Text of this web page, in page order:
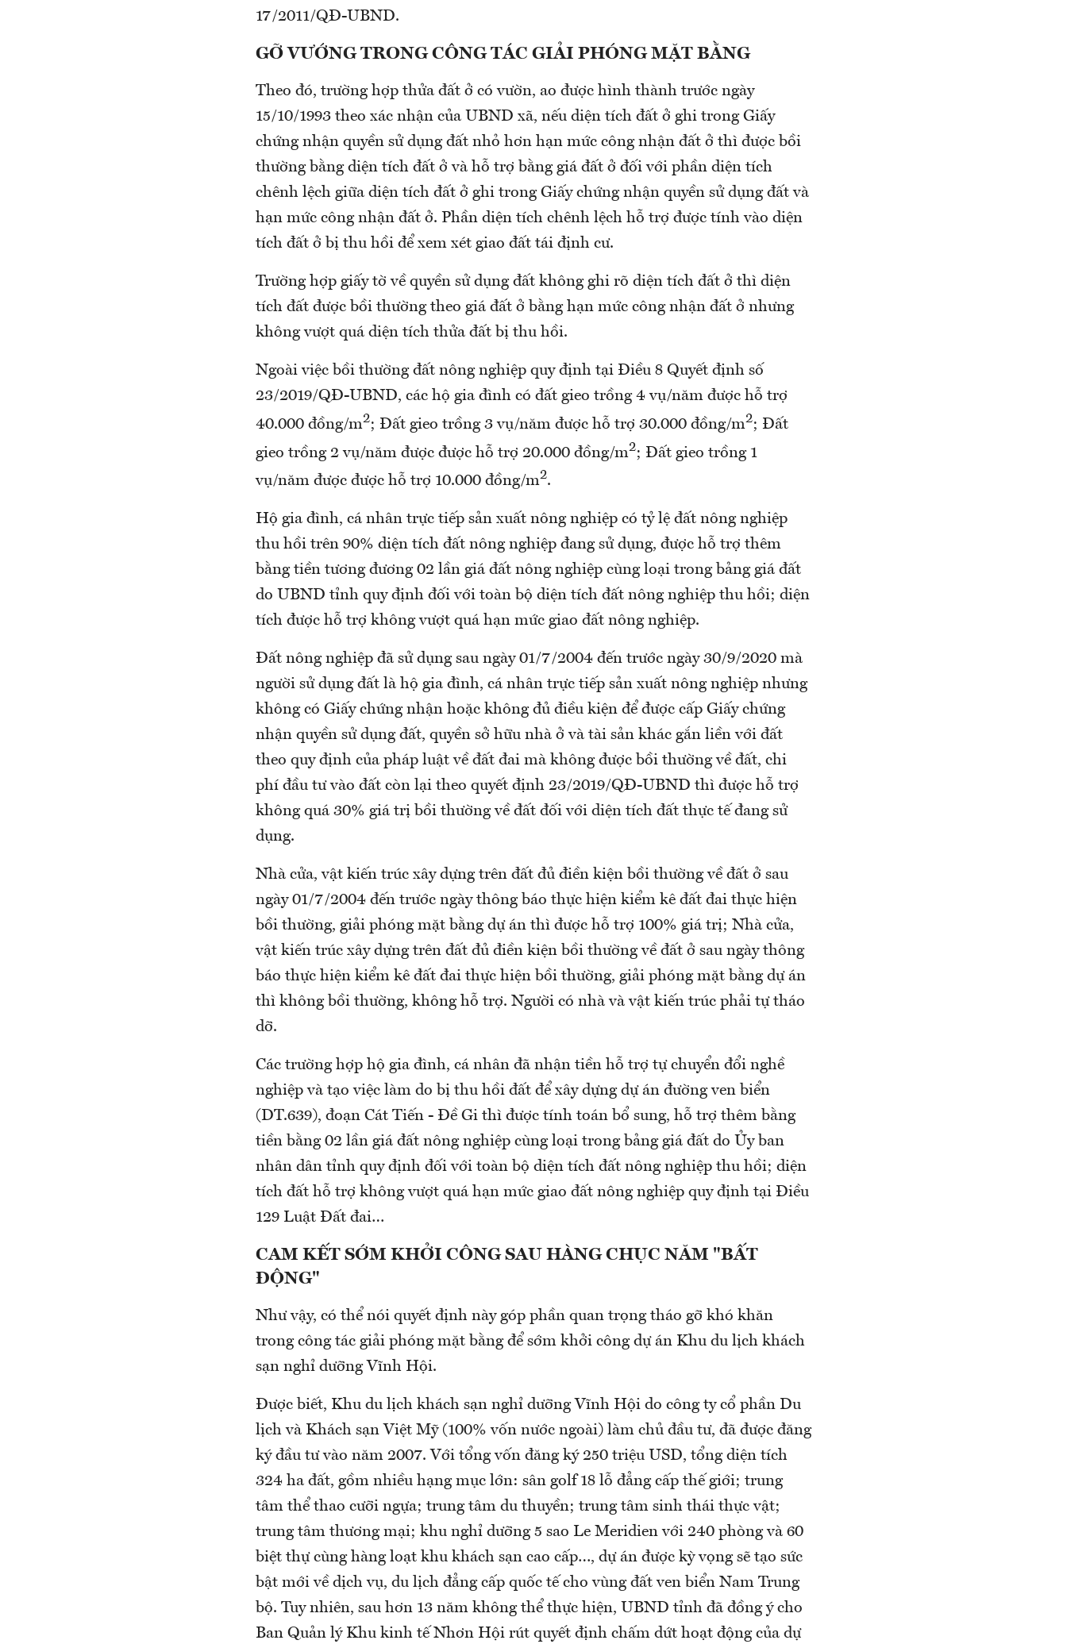
17/2011/QĐ-UBND.
GỠ VƯỚNG TRONG CÔNG TÁC GIẢI PHÓNG MẶT BẰNG
Theo đó, trường hợp thửa đất ở có vườn, ao được hình thành trước ngày
15/10/1993 theo xác nhận của UBND xã, nếu diện tích đất ở ghi trong Giấy
chứng nhận quyền sử dụng đất nhỏ hơn hạn mức công nhận đất ở thì được bồi
thường bằng diện tích đất ở và hỗ trợ bằng giá đất ở đối với phần diện tích
chênh lệch giữa diện tích đất ở ghi trong Giấy chứng nhận quyền sử dụng đất và
hạn mức công nhận đất ở. Phần diện tích chênh lệch hỗ trợ được tính vào diện
tích đất ở bị thu hồi để xem xét giao đất tái định cư.
Trường hợp giấy tờ về quyền sử dụng đất không ghi rõ diện tích đất ở thì diện
tích đất được bồi thường theo giá đất ở bằng hạn mức công nhận đất ở nhưng
không vượt quá diện tích thửa đất bị thu hồi.
Ngoài việc bồi thường đất nông nghiệp quy định tại Điều 8 Quyết định số
23/2019/QĐ-UBND, các hộ gia đình có đất gieo trồng 4 vụ/năm được hỗ trợ
40.000 đồng/m2; Đất gieo trồng 3 vụ/năm được hỗ trợ 30.000 đồng/m2; Đất
gieo trồng 2 vụ/năm được được hỗ trợ 20.000 đồng/m2; Đất gieo trồng 1
vụ/năm được được hỗ trợ 10.000 đồng/m2.
Hộ gia đình, cá nhân trực tiếp sản xuất nông nghiệp có tỷ lệ đất nông nghiệp
thu hồi trên 90% diện tích đất nông nghiệp đang sử dụng, được hỗ trợ thêm
bằng tiền tương đương 02 lần giá đất nông nghiệp cùng loại trong bảng giá đất
do UBND tỉnh quy định đối với toàn bộ diện tích đất nông nghiệp thu hồi; diện
tích được hỗ trợ không vượt quá hạn mức giao đất nông nghiệp.
Đất nông nghiệp đã sử dụng sau ngày 01/7/2004 đến trước ngày 30/9/2020 mà
người sử dụng đất là hộ gia đình, cá nhân trực tiếp sản xuất nông nghiệp nhưng
không có Giấy chứng nhận hoặc không đủ điều kiện để được cấp Giấy chứng
nhận quyền sử dụng đất, quyền sở hữu nhà ở và tài sản khác gắn liền với đất
theo quy định của pháp luật về đất đai mà không được bồi thường về đất, chi
phí đầu tư vào đất còn lại theo quyết định 23/2019/QĐ-UBND thì được hỗ trợ
không quá 30% giá trị bồi thường về đất đối với diện tích đất thực tế đang sử
dụng.
Nhà cửa, vật kiến trúc xây dựng trên đất đủ điền kiện bồi thường về đất ở sau
ngày 01/7/2004 đến trước ngày thông báo thực hiện kiểm kê đất đai thực hiện
bồi thường, giải phóng mặt bằng dự án thì được hỗ trợ 100% giá trị; Nhà cửa,
vật kiến trúc xây dựng trên đất đủ điền kiện bồi thường về đất ở sau ngày thông
báo thực hiện kiểm kê đất đai thực hiện bồi thường, giải phóng mặt bằng dự án
thì không bồi thường, không hỗ trợ. Người có nhà và vật kiến trúc phải tự tháo
dỡ.
Các trường hợp hộ gia đình, cá nhân đã nhận tiền hỗ trợ tự chuyển đổi nghề
nghiệp và tạo việc làm do bị thu hồi đất để xây dựng dự án đường ven biển
(DT.639), đoạn Cát Tiến - Đề Gi thì được tính toán bổ sung, hỗ trợ thêm bằng
tiền bằng 02 lần giá đất nông nghiệp cùng loại trong bảng giá đất do Ủy ban
nhân dân tỉnh quy định đối với toàn bộ diện tích đất nông nghiệp thu hồi; diện
tích đất hỗ trợ không vượt quá hạn mức giao đất nông nghiệp quy định tại Điều
129 Luật Đất đai…
CAM KẾT SỚM KHỞI CÔNG SAU HÀNG CHỤC NĂM "BẤT
ĐỘNG"
Như vậy, có thể nói quyết định này góp phần quan trọng tháo gỡ khó khăn
trong công tác giải phóng mặt bằng để sớm khởi công dự án Khu du lịch khách
sạn nghỉ dưỡng Vĩnh Hội.
Được biết, Khu du lịch khách sạn nghỉ dưỡng Vĩnh Hội do công ty cổ phần Du
lịch và Khách sạn Việt Mỹ (100% vốn nước ngoài) làm chủ đầu tư, đã được đăng
ký đầu tư vào năm 2007. Với tổng vốn đăng ký 250 triệu USD, tổng diện tích
324 ha đất, gồm nhiều hạng mục lớn: sân golf 18 lỗ đẳng cấp thế giới; trung
tâm thể thao cưỡi ngựa; trung tâm du thuyền; trung tâm sinh thái thực vật;
trung tâm thương mại; khu nghỉ dưỡng 5 sao Le Meridien với 240 phòng và 60
biệt thự cùng hàng loạt khu khách sạn cao cấp…, dự án được kỳ vọng sẽ tạo sức
bật mới về dịch vụ, du lịch đẳng cấp quốc tế cho vùng đất ven biển Nam Trung
bộ. Tuy nhiên, sau hơn 13 năm không thể thực hiện, UBND tỉnh đã đồng ý cho
Ban Quản lý Khu kinh tế Nhơn Hội rút quyết định chấm dứt hoạt động của dự